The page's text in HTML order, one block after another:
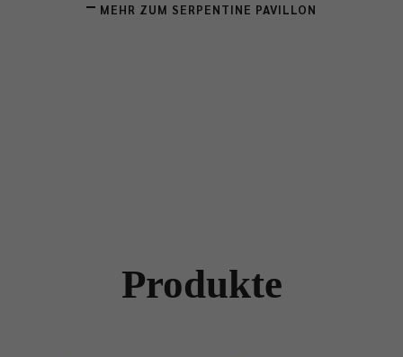
MEHR ZUM SERPENTINE PAVILLON
Produkte